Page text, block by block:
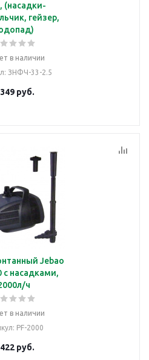
(насадки-
гейзер,
в наличии
: ЗНФЧ-33-2.5
руб.
Jebao
с насадками,
ч
в наличии
: PF-2000
руб.